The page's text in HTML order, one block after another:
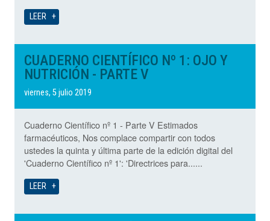
LEER
CUADERNO CIENTÍFICO Nº 1: OJO Y
NUTRICIÓN - PARTE V
viernes, 5 julio 2019
Cuaderno Científico nº 1 - Parte V Estimados
farmacéuticos, Nos complace compartir con todos
ustedes la quinta y última parte de la edición digital del
'Cuaderno Científico nº 1': 'Directrices para......
LEER